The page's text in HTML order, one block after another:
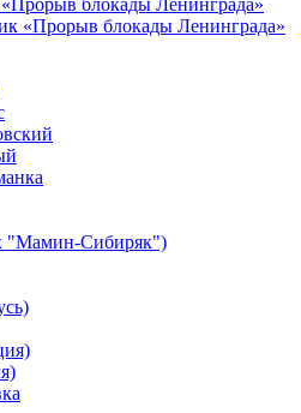
блокады Ленинграда»
«Прорыв блокады Ленинграда»
"Мамин-Сибиряк")